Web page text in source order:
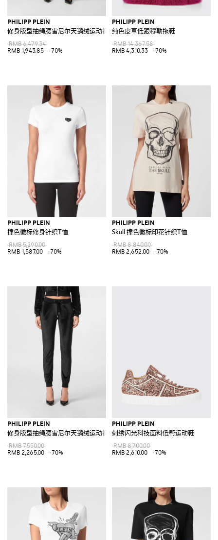
PHILIPP PLEIN
修身版型抽绳腰雪尼尔天鹅绒运动裤
RMB 6,479.34
RMB 1,943.85
-70%
PHILIPP PLEIN
纯色皮草低跟穆勒拖鞋
RMB 14,367.58
RMB 4,310.33
-70%
PHILIPP PLEIN
撞色徽标修身针织T恤
RMB 5,290.00
RMB 1,587.00
-70%
PHILIPP PLEIN
Skull 撞色徽标印花针织T恤
RMB 8,840.00
RMB 2,652.00
-70%
PHILIPP PLEIN
修身版型抽绳腰雪尼尔天鹅绒运动裤
RMB 7,550.00
RMB 2,265.00
-70%
PHILIPP PLEIN
刺绣闪光科技面料低帮运动鞋
RMB 8,700.00
RMB 2,610.00
-70%